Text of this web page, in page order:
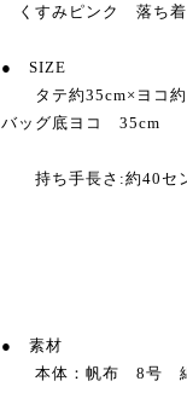
くすみピンク 落ち着
● SIZE
タテ約35cm×ヨコ約
バッグ底ヨコ 35cm
持ち手長さ:約40セ
● 素材
本体：帆布 8号